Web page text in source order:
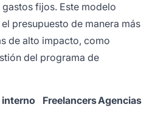
fijos. Este modelo
presupuesto de manera más
de alto impacto, como
del programa de
interno FreelancersAgencias